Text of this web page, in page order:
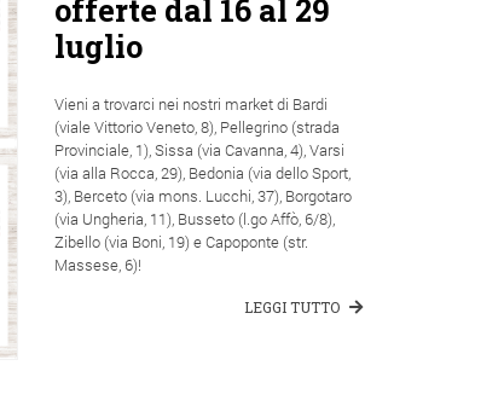
offerte dal 16 al 29
luglio
Vieni a trovarci nei nostri market di Bardi
(viale Vittorio Veneto, 8), Pellegrino (strada
Provinciale, 1), Sissa (via Cavanna, 4), Varsi
(via alla Rocca, 29), Bedonia (via dello Sport,
3), Berceto (via mons. Lucchi, 37), Borgotaro
(via Ungheria, 11), Busseto (l.go Affò, 6/8),
Zibello (via Boni, 19) e Capoponte (str.
Massese, 6)!
LEGGI TUTTO